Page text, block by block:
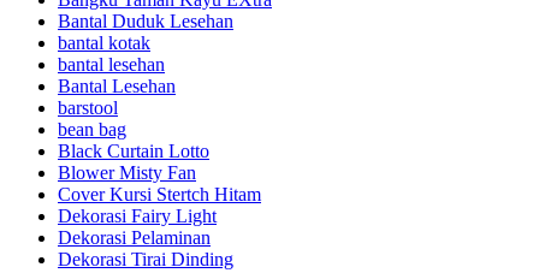
Bantal Duduk Lesehan
bantal kotak
bantal lesehan
Bantal Lesehan
barstool
bean bag
Black Curtain Lotto
Blower Misty Fan
Cover Kursi Stertch Hitam
Dekorasi Fairy Light
Dekorasi Pelaminan
Dekorasi Tirai Dinding